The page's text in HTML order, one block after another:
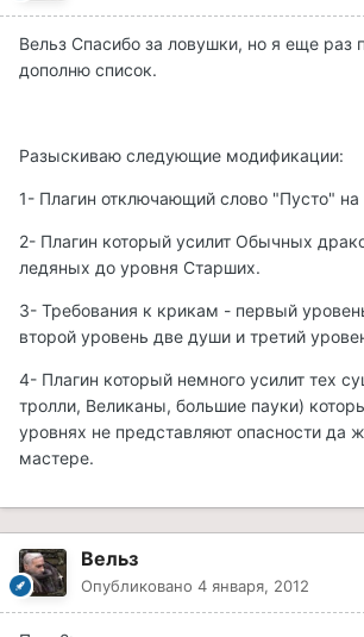
Вельз Спасибо за ловушки, но я еще раз
дополню список.
Разыскиваю следующие модификации:
1- Плагин отключающий слово "Пусто" на
2- Плагин который усилит Обычных
ледяных до уровня Старших.
3- Требования к крикам - первый
второй уровень две души и третий
4- Плагин который немного усилит тех
тролли, Великаны, большие пауки)
уровнях не представляют опасности да
мастере.
Вельз
Опубликовано 4 января, 2012